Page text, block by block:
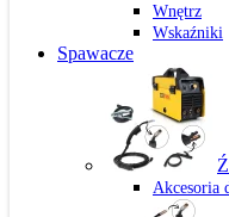
Wnętrz
Wskaźniki
Spawacze
Akcesoria